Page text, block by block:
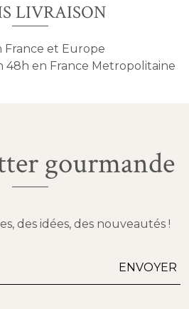
LIVRAISON
France et Europe
48h en France Metropolitaine
gourmande
des idées, des nouveautés !
ENVOYER